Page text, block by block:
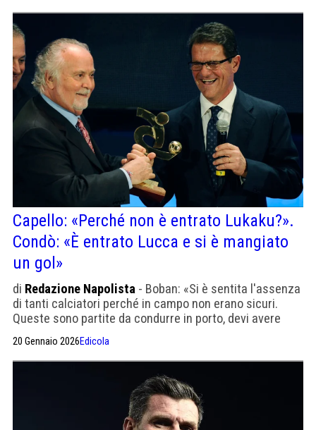
Capello: «Perché non è entrato Lukaku?».
Condò: «È entrato Lucca e si è mangiato
un gol»
di Redazione Napolista - Boban: «Si è sentita l'assenza
di tanti calciatori perché in campo non erano sicuri.
Queste sono partite da condurre in porto, devi avere
20 Gennaio 2026Edicola